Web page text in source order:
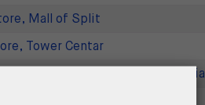
Mall of Split
Tower Centar
Store, Designer Outlet Croatia